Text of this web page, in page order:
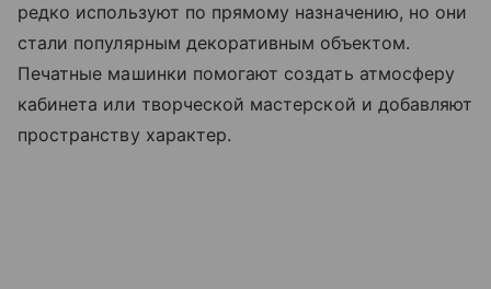
редко используют по прямому назначению, но они
стали популярным декоративным объектом.
Печатные машинки помогают создать атмосферу
кабинета или творческой мастерской и добавляют
пространству характер.